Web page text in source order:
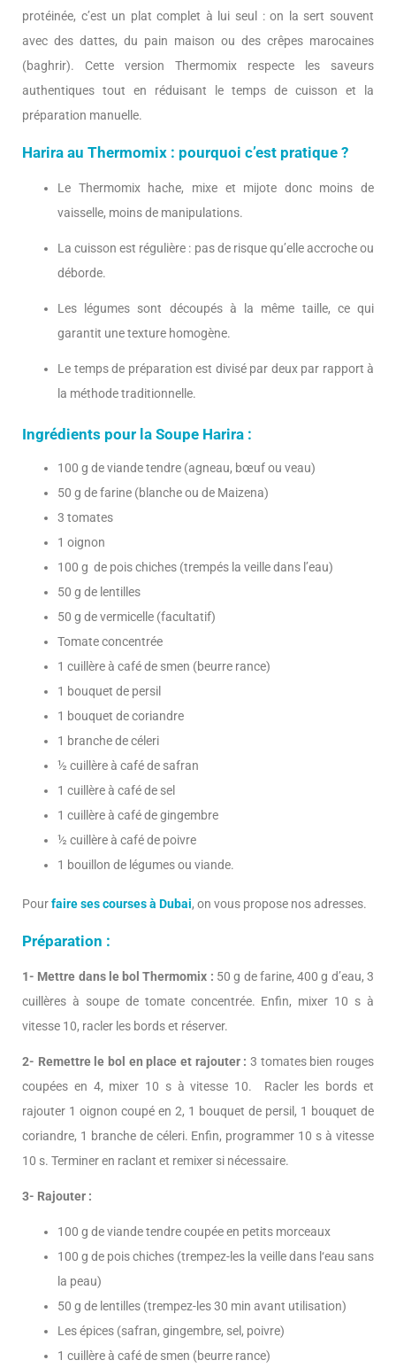
protéinée, c’est un plat complet à lui seul : on la sert souvent
avec des dattes, du pain maison ou des crêpes marocaines
(baghrir). Cette version Thermomix respecte les saveurs
authentiques tout en réduisant le temps de cuisson et la
préparation manuelle.
Harira au Thermomix : pourquoi c’est pratique ?
Le Thermomix hache, mixe et mijote donc moins de
vaisselle, moins de manipulations.
La cuisson est régulière : pas de risque qu’elle accroche ou
déborde.
Les légumes sont découpés à la même taille, ce qui
garantit une texture homogène.
Le temps de préparation est divisé par deux par rapport à
la méthode traditionnelle.
Ingrédients pour la Soupe Harira :
100 g de viande tendre (agneau, bœuf ou veau)
50 g de farine (blanche ou de Maizena)
3 tomates
1 oignon
100 g de pois chiches (trempés la veille dans l’eau)
50 g de lentilles
50 g de vermicelle (facultatif)
Tomate concentrée
1 cuillère à café de smen (beurre rance)
1 bouquet de persil
1 bouquet de coriandre
1 branche de céleri
½ cuillère à café de safran
1 cuillère à café de sel
1 cuillère à café de gingembre
½ cuillère à café de poivre
1 bouillon de légumes ou viande.
Pourfaire ses courses à Dubai, on vous propose nos adresses.
Préparation :
1- Mettre dans le bol Thermomix : 50 g de farine, 400 g d’eau, 3
cuillères à soupe de tomate concentrée. Enfin, mixer 10 s à
vitesse 10, racler les bords et réserver.
2- Remettre le bol en place et rajouter : 3 tomates bien rouges
coupées en 4, mixer 10 s à vitesse 10. Racler les bords et
rajouter 1 oignon coupé en 2, 1 bouquet de persil, 1 bouquet de
coriandre, 1 branche de céleri. Enfin, programmer 10 s à vitesse
10 s. Terminer en raclant et remixer si nécessaire.
3- Rajouter :
100 g de viande tendre coupée en petits morceaux
100 g de pois chiches (trempez-les la veille dans l‘eau sans
la peau)
50 g de lentilles (trempez-les 30 min avant utilisation)
Les épices (safran, gingembre, sel, poivre)
1 cuillère à café de smen (beurre rance)